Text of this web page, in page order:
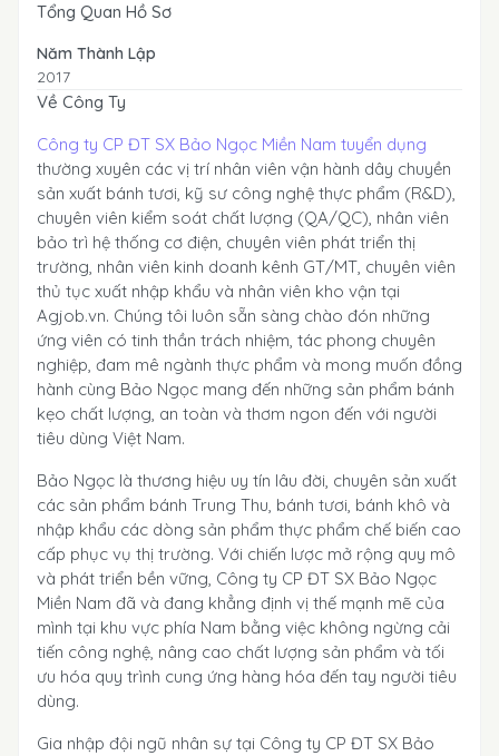
Tổng Quan Hồ Sơ
Năm Thành Lập
2017
Về Công Ty
Công ty CP ĐT SX Bảo Ngọc Miền Nam tuyển dụng
thường xuyên các vị trí nhân viên vận hành dây chuyền
sản xuất bánh tươi, kỹ sư công nghệ thực phẩm (R&D),
chuyên viên kiểm soát chất lượng (QA/QC), nhân viên
bảo trì hệ thống cơ điện, chuyên viên phát triển thị
trường, nhân viên kinh doanh kênh GT/MT, chuyên viên
thủ tục xuất nhập khẩu và nhân viên kho vận tại
Agjob.vn. Chúng tôi luôn sẵn sàng chào đón những
ứng viên có tinh thần trách nhiệm, tác phong chuyên
nghiệp, đam mê ngành thực phẩm và mong muốn đồng
hành cùng Bảo Ngọc mang đến những sản phẩm bánh
kẹo chất lượng, an toàn và thơm ngon đến với người
tiêu dùng Việt Nam.
Bảo Ngọc là thương hiệu uy tín lâu đời, chuyên sản xuất
các sản phẩm bánh Trung Thu, bánh tươi, bánh khô và
nhập khẩu các dòng sản phẩm thực phẩm chế biến cao
cấp phục vụ thị trường. Với chiến lược mở rộng quy mô
và phát triển bền vững, Công ty CP ĐT SX Bảo Ngọc
Miền Nam đã và đang khẳng định vị thế mạnh mẽ của
mình tại khu vực phía Nam bằng việc không ngừng cải
tiến công nghệ, nâng cao chất lượng sản phẩm và tối
ưu hóa quy trình cung ứng hàng hóa đến tay người tiêu
dùng.
Gia nhập đội ngũ nhân sự tại Công ty CP ĐT SX Bảo